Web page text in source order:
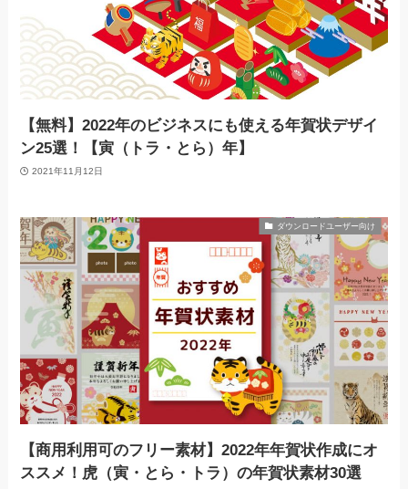
【無料】2022年のビジネスにも使える年賀状デザイ
ン25選！【寅（トラ・とら）年】
2021年11月12日
ダウンロードユーザー向け
【商用利用可のフリー素材】2022年年賀状作成にオ
ススメ！虎（寅・とら・トラ）の年賀状素材30選